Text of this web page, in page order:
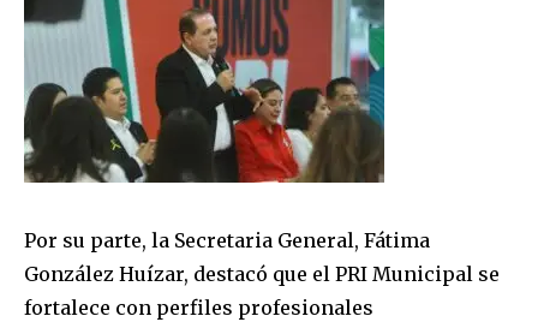
Por su parte, la Secretaria General, Fátima
González Huízar, destacó que el PRI Municipal se
fortalece con perfiles profesionales